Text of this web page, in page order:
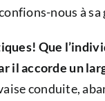
nous à sa
Que
il accorde un
conduite,